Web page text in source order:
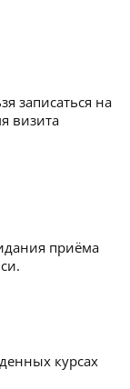
записаться на
визита
приёма
курсах